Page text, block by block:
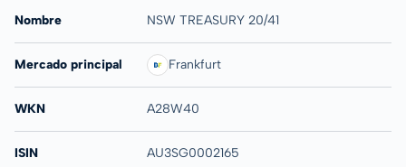
Nombre NSW TREASURY 20/41
Mercado principal Frankfurt
WKN A28W40
ISIN AU3SG0002165